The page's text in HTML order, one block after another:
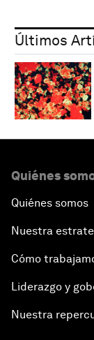
Últimos
Quiénes
Quiénes somos
Nuestra
Cómo
Liderazgo y
Nuestra